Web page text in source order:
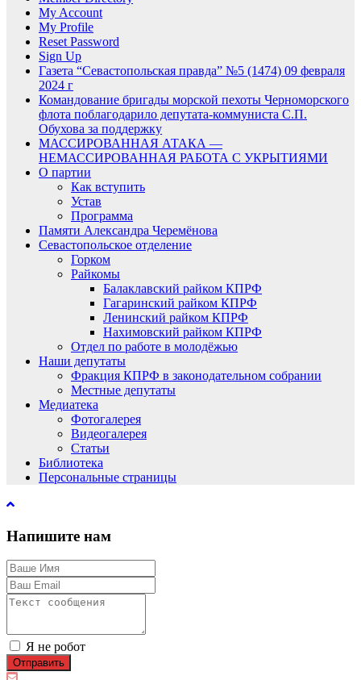
My Account
My Profile
Reset Password
Sign Up
Газета “Севастопольская правда” №5 (1474) 09 февраля
2024 г
Командование бригады морской пехоты Черноморского
флота поблагодарило депутата-коммуниста С.П.
Обухова за поддержку
МАССИРОВАННАЯ АТАКА —
НЕМАССИРОВАННАЯ РАБОТА С УКРЫТИЯМИ
О партии
Как вступить
Устав
Программа
Памяти Александра Черемёнова
Севастопольское отделение
Горком
Райкомы
Балаклавский райком КПРФ
Гагаринский райком КПРФ
Ленинский райком КПРФ
Нахимовский райком КПРФ
Отдел по работе в молодёжью
Наши депутаты
Фракция КПРФ в законодательном собрании
Местные депутаты
Медиатека
Фотогалерея
Видеогалерея
Статьи
Библиотека
Персональные страницы
Напишите нам
Я не робот
Отправить